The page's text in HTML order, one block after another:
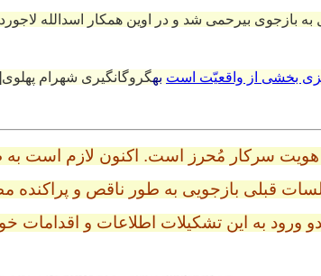
به بازجوی بیرحمی شد و در اوین همکار اسدالله
بخشی از واقعیّت است بهگروگانگیری شهرام
هویت سرکار مُحرز است. اکنون لازم است به
قبلی بازجویی به طور ناقص و پراکنده
ورود به این تشکیلات اطلاعات و اقدامات